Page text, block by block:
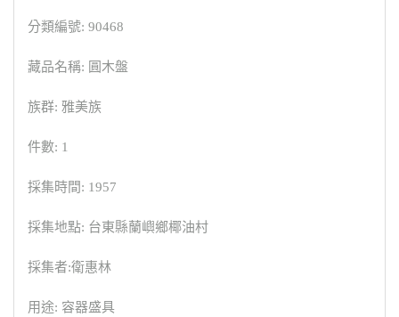
分類編號: 90468
藏品名稱: 圓木盤
族群: 雅美族
件數: 1
採集時間: 1957
採集地點: 台東縣蘭嶼鄉椰油村
採集者:衛惠林
用途: 容器盛具